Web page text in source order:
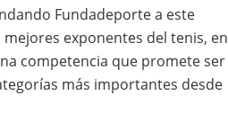
Fundadeporte a este
exponentes del tenis, en
competencia que promete ser
más importantes desde